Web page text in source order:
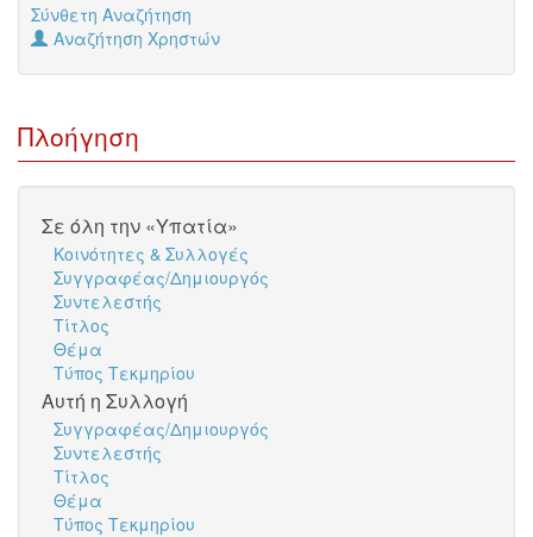
Σύνθετη Αναζήτηση
Αναζήτηση Χρηστών
Πλοήγηση
Σε όλη την «Υπατία»
Κοινότητες & Συλλογές
Συγγραφέας/Δημιουργός
Συντελεστής
Τίτλος
Θέμα
Τύπος Τεκμηρίου
Αυτή η Συλλογή
Συγγραφέας/Δημιουργός
Συντελεστής
Τίτλος
Θέμα
Τύπος Τεκμηρίου